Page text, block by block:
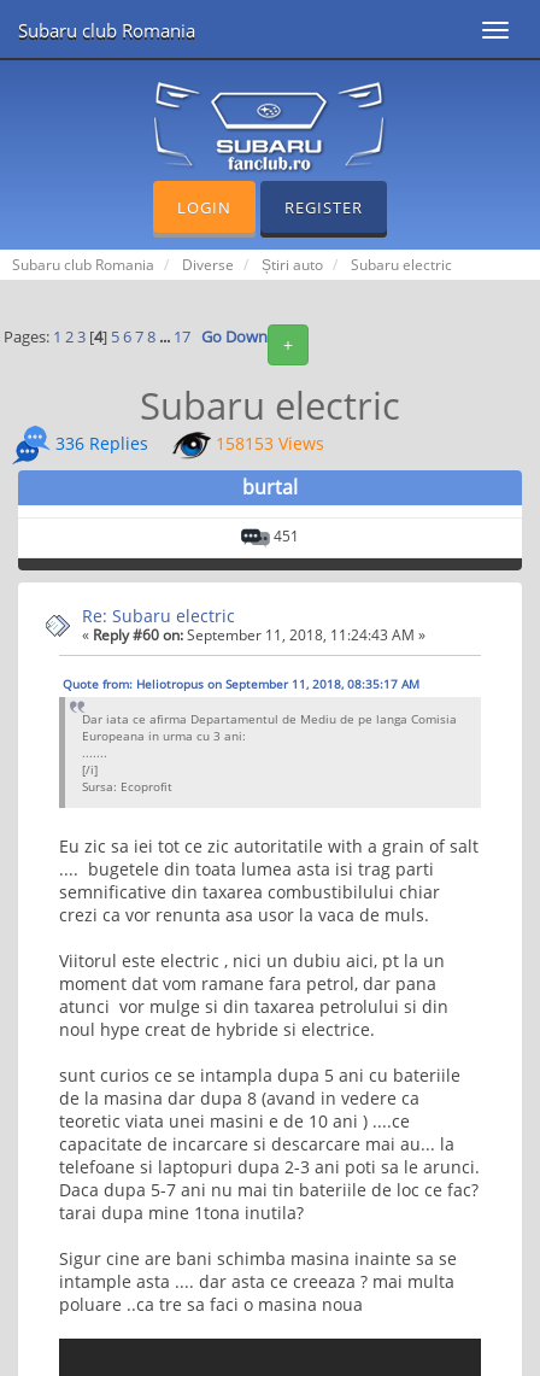
Subaru club Romania
LOGIN REGISTER
Subaru club Romania Diverse Știri auto Subaru electric
+
Pages: 1 2 3[4] 5 6 7 8 ... 17 Go Down
Subaru electric
336 Replies 158153 Views
burtal
451
Re: Subaru electric
« Reply #60 on:September 11, 2018, 11:24:43 AM »
Quote from: Heliotropus on September 11, 2018, 08:35:17 AM
Dar iata ce afirma Departamentul de Mediu de pe langa Comisia
Europeana in urma cu 3 ani:
.......
[/i]
Sursa: Ecoprofit
Eu zic sa iei tot ce zic autoritatile with a grain of salt
.... bugetele din toata lumea asta isi trag parti
semnificative din taxarea combustibilului chiar
crezi ca vor renunta asa usor la vaca de muls.
Viitorul este electric , nici un dubiu aici, pt la un
moment dat vom ramane fara petrol, dar pana
atunci vor mulge si din taxarea petrolului si din
noul hype creat de hybride si electrice.
sunt curios ce se intampla dupa 5 ani cu bateriile
de la masina dar dupa 8 (avand in vedere ca
teoretic viata unei masini e de 10 ani ) ....ce
capacitate de incarcare si descarcare mai au... la
telefoane si laptopuri dupa 2-3 ani poti sa le arunci.
Daca dupa 5-7 ani nu mai tin bateriile de loc ce fac?
tarai dupa mine 1tona inutila?
Sigur cine are bani schimba masina inainte sa se
intample asta .... dar asta ce creeaza ? mai multa
poluare ..ca tre sa faci o masina noua